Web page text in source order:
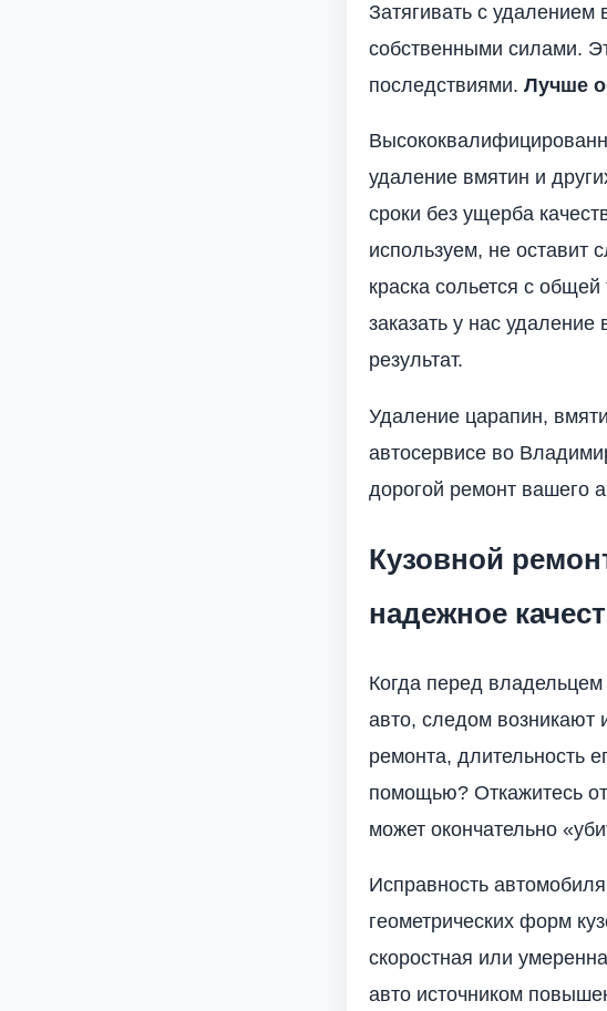
Затягивать с удалением
собственными силами.
последствиями. Лучше
удаление вмятин и
сроки без ущерба
используем, не оставит
краска сольется с
заказать у нас
результат.
Удаление царапин,
автосервисе во
дорогой ремонт вашего
Кузовной
надежное
Когда перед
авто, следом возникают
ремонта, длительность
помощью? Откажитесь
может окончательно
Исправность
геометрических форм
скоростная или
авто источником